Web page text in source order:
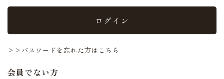
ログイン
>>パスワードを忘れた方はこちら
会員でない方